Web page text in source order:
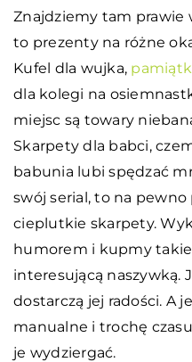
Znajdziemy tam prawie
to prezenty na różne
Kufel dla wujka,
dla kolegi na
miejsc są towary
Skarpety dla babci,
babunia lubi spędzać
swój serial, to na pewno
cieplutkie skarpety.
humorem i kupmy
interesującą naszywką.
dostarczą jej radości. A
manualne i trochę
je wydziergać.